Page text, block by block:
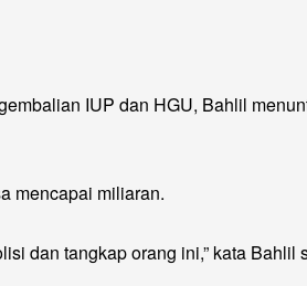
IUP dan HGU, Bahlil
mencapai miliaran.
dan tangkap orang ini,” kata